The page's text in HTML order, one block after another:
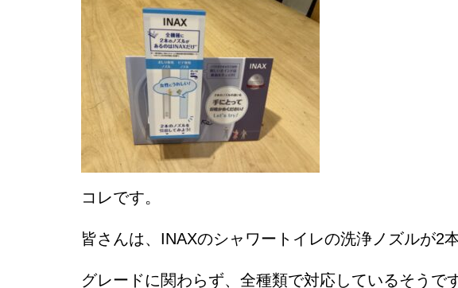
コレです。
皆さんは、INAXのシャワートイレの洗浄ノズルが2
グレードに関わらず、全種類で対応しているそうです